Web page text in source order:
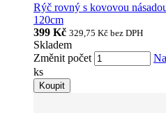
Rýč rovný s kovovou
120cm
399 Kč 329,75 Kč bez DPH
Skladem
Změnit počet
ks
Koupit